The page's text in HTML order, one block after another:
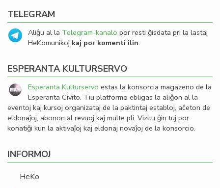
TELEGRAM
Aliĝu al la Telegram-kanalo por resti ĝisdata pri la lastaj
HeKomunikoj kaj por komenti ilin.
ESPERANTA KULTURSERVO
Esperanta Kulturservo estas la konsorcia magazeno de la
Esperanta Civito. Tiu platformo ebligas la aliĝon al la
eventoj kaj kursoj organizataj de la paktintaj establoj, aĉeton de
eldonaĵoj, abonon al revuoj kaj multe pli. Vizitu ĝin tuj por
konatiĝi kun la aktivaĵoj kaj eldonaj novaĵoj de la konsorcio.
INFORMOJ
HeKo